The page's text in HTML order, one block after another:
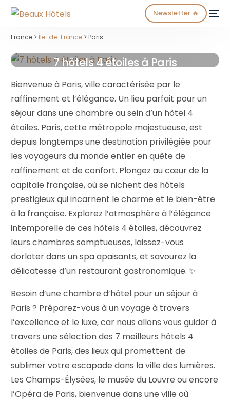
Newsletter 🔥
France >Île-de-France > Paris
7 hôtels 4 étoiles à Paris
Bienvenue à Paris, ville caractérisée par le
raffinement et l’élégance. Un lieu parfait pour un
séjour dans une chambre au sein d’un hôtel 4
étoiles. Paris, cette métropole majestueuse, est
depuis longtemps une destination privilégiée pour
les voyageurs du monde entier en quête de
raffinement et de confort. Plongez au cœur de la
capitale française, où se nichent des hôtels
prestigieux qui incarnent le charme et le bien-être
à la française. Explorez l’atmosphère à l’élégance
intemporelle de ces hôtels 4 étoiles, découvrez
leurs chambres somptueuses, laissez-vous
dorloter dans un spa apaisants, et savourez la
délicatesse d’un restaurant gastronomique. ✨
Besoin d’une chambre d’hôtel pour un séjour à
Paris ? Préparez-vous à un voyage à travers
l’excellence et le luxe, car nous allons vous guider à
travers une sélection des 7 meilleurs hôtels 4
étoiles de Paris, des lieux qui promettent de
sublimer votre escapade dans la ville des lumières.
Les Champs-Élysées, le musée du Louvre ou encore
l’Opéra de Paris, bienvenue dans une ville où
NEW